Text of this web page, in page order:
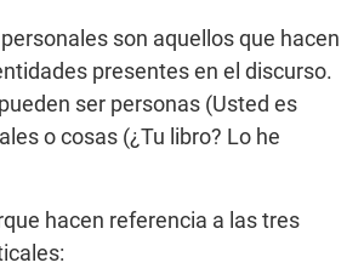
son aquellos que hacen
presentes en el discurso.
ser personas (Usted es
o cosas (¿Tu libro? Lo he
hacen referencia a las tres